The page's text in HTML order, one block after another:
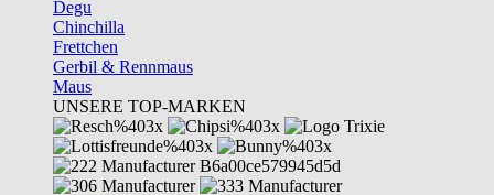
Degu
Chinchilla
Frettchen
Gerbil & Rennmaus
Maus
UNSERE TOP-MARKEN